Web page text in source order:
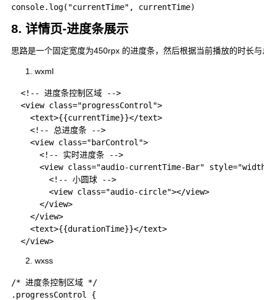
8. 详情页-进度条展示
思路是一个固定宽度为450rpx 的进度条，然后根据当前播放的时长
wxml
  <!-- 进度条控制区域 -->
  <view class="progressControl">
    <text>{{currentTime}}</text>
    <!-- 总进度条 -->
    <view class="barControl">
      <!-- 实时进度条 -->
<view class="audio-currentTime-Bar"
        <!-- 小圆球 -->
        <view class="audio-circle"></view>
      </view>
    </view>
    <text>{{durationTime}}</text>
wxss
/* 进度条控制区域 */
.progressControl {